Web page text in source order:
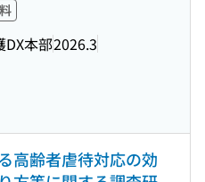
DX本部2026.3
高齢者虐待対応の効